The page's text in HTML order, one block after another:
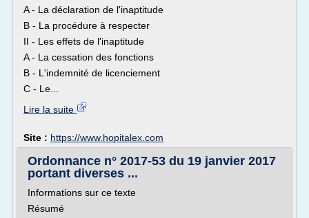
A - La déclaration de l'inaptitude
B - La procédure à respecter
II - Les effets de l'inaptitude
A - La cessation des fonctions
B - L'indemnité de licenciement
C - Le...
Lire la suite
Site : https://www.hopitalex.com
Ordonnance n° 2017-53 du 19 janvier 2017
portant diverses ...
Informations sur ce texte
Résumé